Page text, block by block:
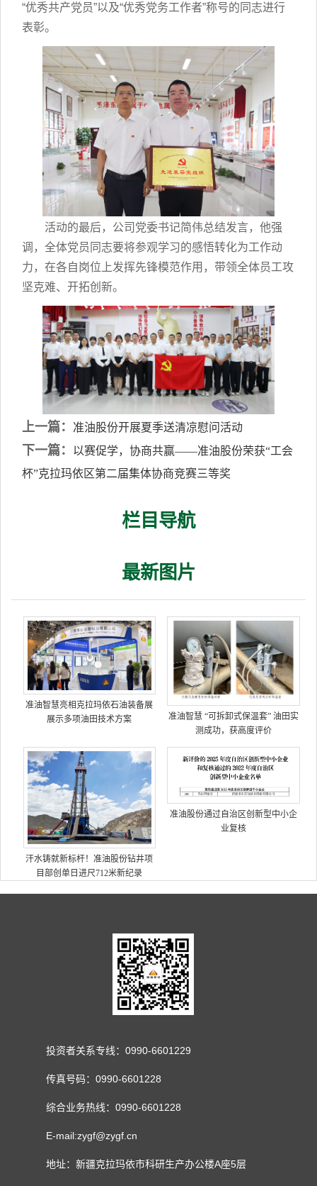
“优秀共产党员”以及“优秀党务工作者”称号的同志进行
表彰。
活动的最后，公司党委书记简伟总结发言，他强
调，全体党员同志要将参观学习的感悟转化为工作动
力，在各自岗位上发挥先锋模范作用，带领全体员工攻
坚克难、开拓创新。
上一篇： 准油股份开展夏季送清凉慰问活动
下一篇：
以赛促学，协商共赢——准油股份荣获“工会
杯”克拉玛依区第二届集体协商竞赛三等奖
栏目导航
最新图片
准油智慧亮相克拉玛依石油装备展
展示多项油田技术方案
准油智慧 “可拆卸式保温套” 油田实
测成功，获高度评价
汗水铸就新标杆！准油股份钻井项
目部创单日进尺712米新纪录
准油股份通过自治区创新型中小企
业复核
投资者关系专线：0990-6601229
传真号码：0990-6601228
综合业务热线：0990-6601228
E-mail:zygf@zygf.cn
地址：新疆克拉玛依市科研生产办公楼A座5层